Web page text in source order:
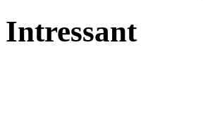
Intressant